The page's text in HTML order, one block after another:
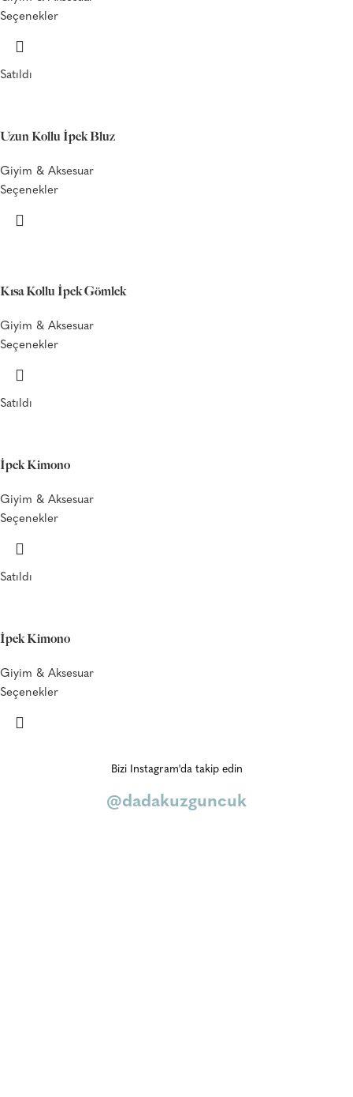
Seçenekler
Satıldı
Uzun Kollu İpek Bluz
Giyim & Aksesuar
Seçenekler
Kısa Kollu İpek Gömlek
Giyim & Aksesuar
Seçenekler
Satıldı
İpek Kimono
Giyim & Aksesuar
Seçenekler
Satıldı
İpek Kimono
Giyim & Aksesuar
Seçenekler
Bizi Instagram'da takip edin
@dadakuzguncuk